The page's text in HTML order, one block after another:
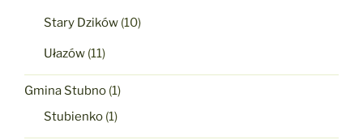
Stary Dzików (10)
Ułazów (11)
Gmina Stubno (1)
Stubienko (1)